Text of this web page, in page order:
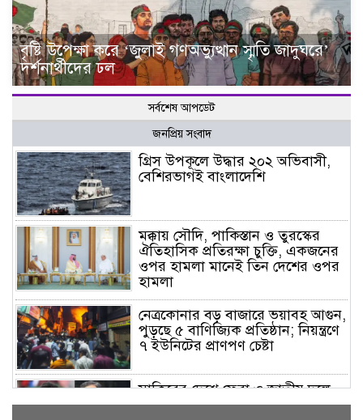
বৃষ্টি উপেক্ষা করে ‘জুলাই গণঅভ্যুত্থান স্মৃতি জাদুঘরে’
দর্শনার্থীদের ঢল
সর্বশেষ আপডেট
জনপ্রিয় সংবাদ
গ্রিস উপকূলে উদ্ধার ২০২ অভিবাসী,
বেশিরভাগই বাংলাদেশি
মক্কায় সৌদি, পাকিস্তান ও তুরস্কের
ঐতিহাসিক প্রতিরক্ষা চুক্তি, একজনের
ওপর হামলা মানেই তিন দেশের ওপর
হামলা
নেত্রকোনার বড় বাজারে ভয়াবহ আগুন,
পুড়ছে ৫ বাণিজ্যিক প্রতিষ্ঠান; নিয়ন্ত্রণে
৭ ইউনিটের প্রাণপণ চেষ্টা
সাকিবের দেশে ফেরা ও জাতীয় দলে
ফেরার সম্ভাবনা নেই, ইঙ্গিত ক্রীড়া